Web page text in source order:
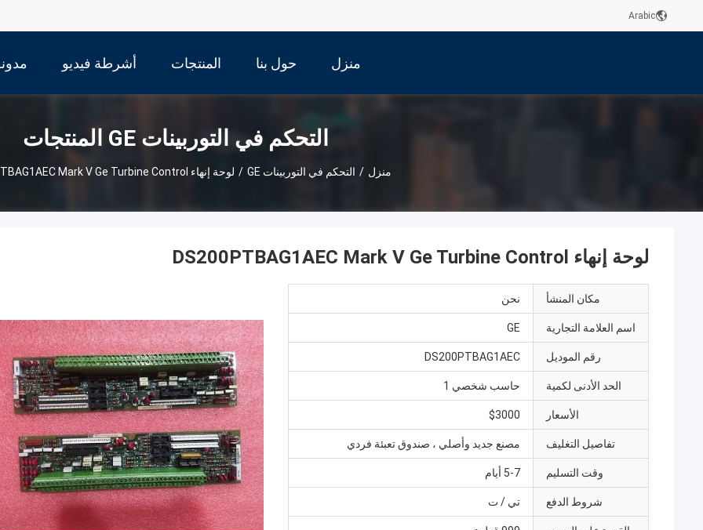
Arabic
منزل حول بنا المنتجات أشرطة فيديو
التحكم في التوربينات GE المنتجات
منزل / التحكم في التوربينات GE / لوحة إنهاء DS200PTBAG1AEC Mark V Ge Turbine Control
لوحة إنهاء DS200PTBAG1AEC Mark V Ge Turbine Control
مكان المنشأ نحن
اسم العلامة التجارية GE
رقم الموديل DS200PTBAG1AEC
الحد الأدنى لكمية حاسب شخصي 1
الأسعار $3000
تفاصيل التغليف مصنع جديد وأصلي ، صندوق تعبئة فردي
وقت التسليم 5-7 أيام
شروط الدفع تي / ت